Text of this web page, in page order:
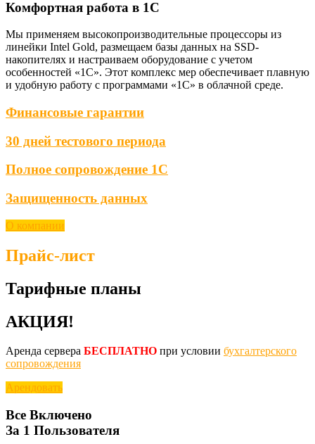
Комфортная работа в 1С
Мы применяем высокопроизводительные процессоры из
линейки Intel Gold, размещаем базы данных на SSD-
накопителях и настраиваем оборудование с учетом
особенностей «1С». Этот комплекс мер обеспечивает плавную
и удобную работу с программами «1С» в облачной среде.
Финансовые гарантии
30 дней тестового периода
Полное сопровождение 1С
Защищенность данных
О компании
Прайс-лист
Тарифные планы
АКЦИЯ!
Аренда сервера БЕСПЛАТНО при условии бухгалтерского
сопровождения
Арендовать
Все Включено
За 1 Пользователя